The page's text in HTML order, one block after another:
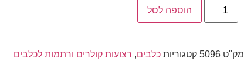
הוספה לסל
מק"ט 5096 קטגוריות כלבים, רצועות קולרים ורתמות לכלבים